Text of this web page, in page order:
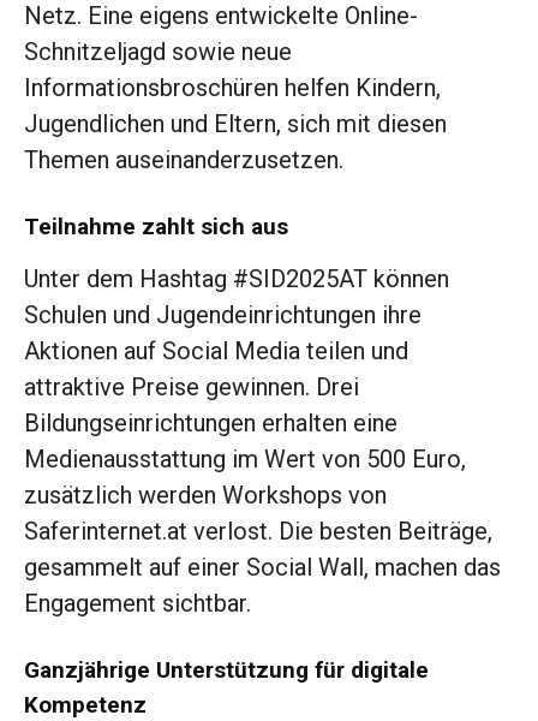
Netz. Eine eigens entwickelte Online-
Schnitzeljagd sowie neue
Informationsbroschüren helfen Kindern,
Jugendlichen und Eltern, sich mit diesen
Themen auseinanderzusetzen.
Teilnahme zahlt sich aus
Unter dem Hashtag #SID2025AT können
Schulen und Jugendeinrichtungen ihre
Aktionen auf Social Media teilen und
attraktive Preise gewinnen. Drei
Bildungseinrichtungen erhalten eine
Medienausstattung im Wert von 500 Euro,
zusätzlich werden Workshops von
Saferinternet.at verlost. Die besten Beiträge,
gesammelt auf einer Social Wall, machen das
Engagement sichtbar.
Ganzjährige Unterstützung für digitale
Kompetenz